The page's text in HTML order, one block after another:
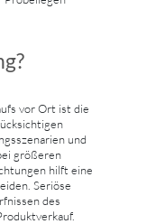
vor Ort ist die
und
größeren
hilft eine
Seriöse
des